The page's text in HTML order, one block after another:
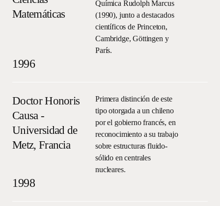
Matemáticas
Química Rudolph Marcus
(1990), junto a destacados
científicos de Princeton,
Cambridge, Göttingen y
París.
1996
Doctor Honoris
Causa -
Universidad de
Metz, Francia
Primera distinción de este
tipo otorgada a un chileno
por el gobierno francés, en
reconocimiento a su trabajo
sobre estructuras fluido-
sólido en centrales
nucleares.
1998